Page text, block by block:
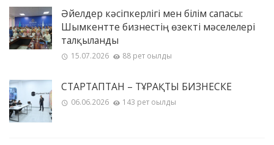
Әйелдер кәсіпкерлігі мен білім сапасы:
Шымкентте бизнестің өзекті мәселелері
талқыланды
15.07.2026 88 рет оқылды
СТАРТАПТАН – ТҰРАҚТЫ БИЗНЕСКЕ
06.06.2026 143 рет оқылды